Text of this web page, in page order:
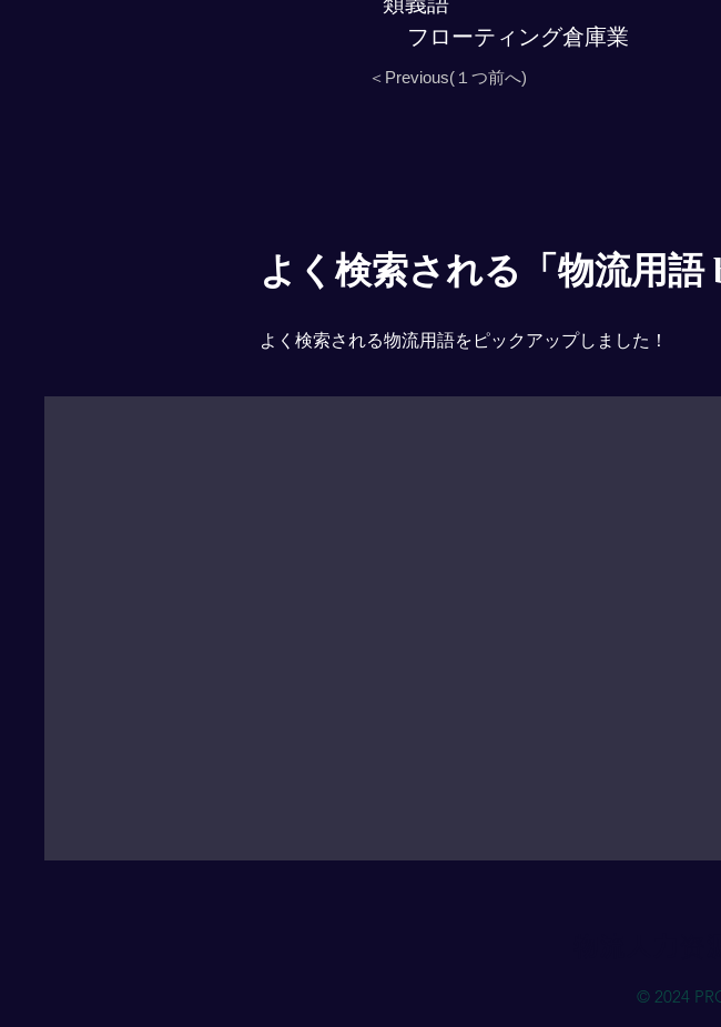
フローティング倉庫業
＜Previous(１つ前へ)
よく検索される「物流用語
よく検索される物流用語をピックアップしました！
© 2024